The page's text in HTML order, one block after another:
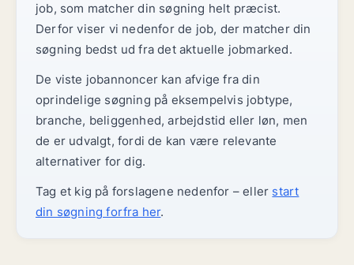
job, som matcher din søgning helt præcist.
Derfor viser vi nedenfor de job, der matcher din
søgning bedst ud fra det aktuelle jobmarked.
De viste jobannoncer kan afvige fra din
oprindelige søgning på eksempelvis jobtype,
branche, beliggenhed, arbejdstid eller løn, men
de er udvalgt, fordi de kan være relevante
alternativer for dig.
Tag et kig på forslagene nedenfor – eller start
din søgning forfra her.